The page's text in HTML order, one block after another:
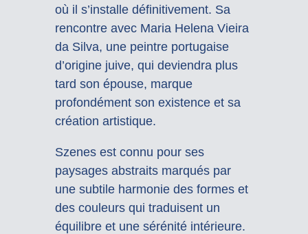
où il s’installe définitivement. Sa
rencontre avec Maria Helena Vieira
da Silva, une peintre portugaise
d’origine juive, qui deviendra plus
tard son épouse, marque
profondément son existence et sa
création artistique.
Szenes est connu pour ses
paysages abstraits marqués par
une subtile harmonie des formes et
des couleurs qui traduisent un
équilibre et une sérénité intérieure.